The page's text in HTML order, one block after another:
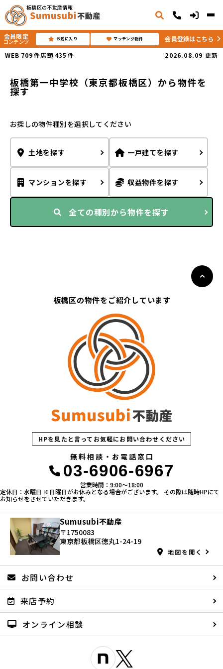
板橋区の不動産情報
会員限定
コンテンツ お気に入り マッチング物件
会員登録はこちら
WEB 709件店頭 435 件 2026.08.09 更新
板橋第一中学校（東京都板橋区）から物件を
探す
お探しの物件種別を選択してください
土地を探す 一戸建てを探す
マンションを探す 収益物件を探す
全ての種別から物件を探す
板橋区の物件をご紹介しています
HPを見たと言ってお気軽にお問い合わせください
無料相談・お電話窓口
03-6906-6967
営業時間：9:00〜18:00
定休日：水曜日 ※日曜日がお休みとなる場合がございます。 その際は随時HPにて
お知らせをさせていただきます。
Sumusubi不動産
〒1750083
東京都板橋区徳丸1-24-19
地図を開く
お問い合わせ
来店予約
オンライン相談